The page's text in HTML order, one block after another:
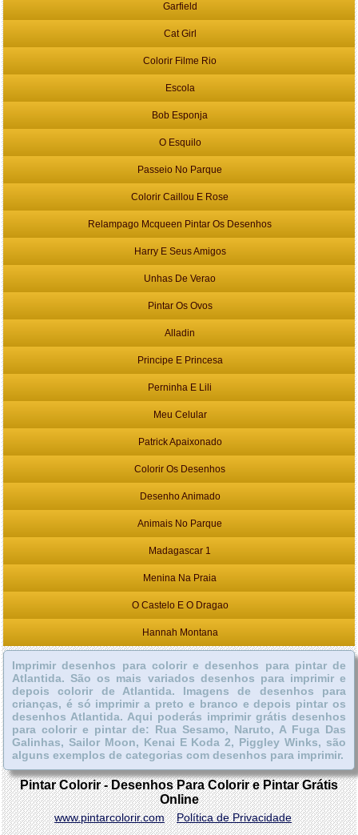
Garfield
Cat Girl
Colorir Filme Rio
Escola
Bob Esponja
O Esquilo
Passeio No Parque
Colorir Caillou E Rose
Relampago Mcqueen Pintar Os Desenhos
Harry E Seus Amigos
Unhas De Verao
Pintar Os Ovos
Alladin
Principe E Princesa
Perninha E Lili
Meu Celular
Patrick Apaixonado
Colorir Os Desenhos
Desenho Animado
Animais No Parque
Madagascar 1
Menina Na Praia
O Castelo E O Dragao
Hannah Montana
Imprimir desenhos para colorir e desenhos para pintar de
Atlantida. São os mais variados desenhos para imprimir e
depois colorir de Atlantida. Imagens de desenhos para
crianças, é só imprimir a preto e branco e depois pintar os
desenhos Atlantida. Aqui poderás imprimir grátis desenhos
para colorir e pintar de: Rua Sesamo, Naruto, A Fuga Das
Galinhas, Sailor Moon, Kenai E Koda 2, Piggley Winks, são
alguns exemplos de categorias com desenhos para imprimir.
Pintar Colorir - Desenhos Para Colorir e Pintar Grátis
Online
www.pintarcolorir.com Política de Privacidade